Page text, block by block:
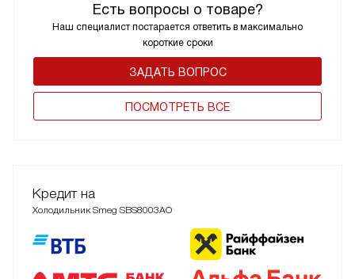
Есть вопросы о товаре?
Наш специалист постарается ответить в максимально
короткие сроки
ЗАДАТЬ ВОПРОС
ПОCМОТРЕТЬ ВСЕ
Кредит на
Холодильник Smeg SBS8003AO